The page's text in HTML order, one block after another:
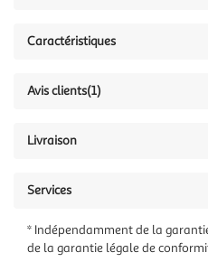
Caractéristiques
Avis clients(1)
Livraison
Services
* Indépendamment de la
de la garantie légale de